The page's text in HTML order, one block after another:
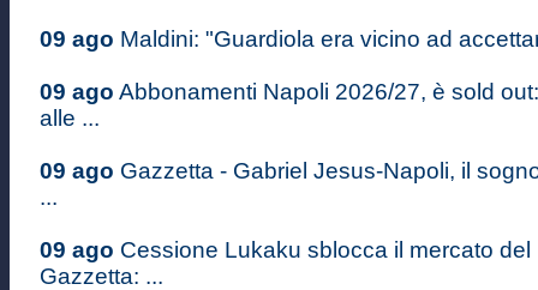
09 ago Maldini: "Guardiola era vicino ad
09 ago Abbonamenti Napoli 2026/27, è sold
alle ...
09 ago Gazzetta - Gabriel Jesus-Napoli, il
...
09 ago Cessione Lukaku sblocca il mercato del
Gazzetta: ...